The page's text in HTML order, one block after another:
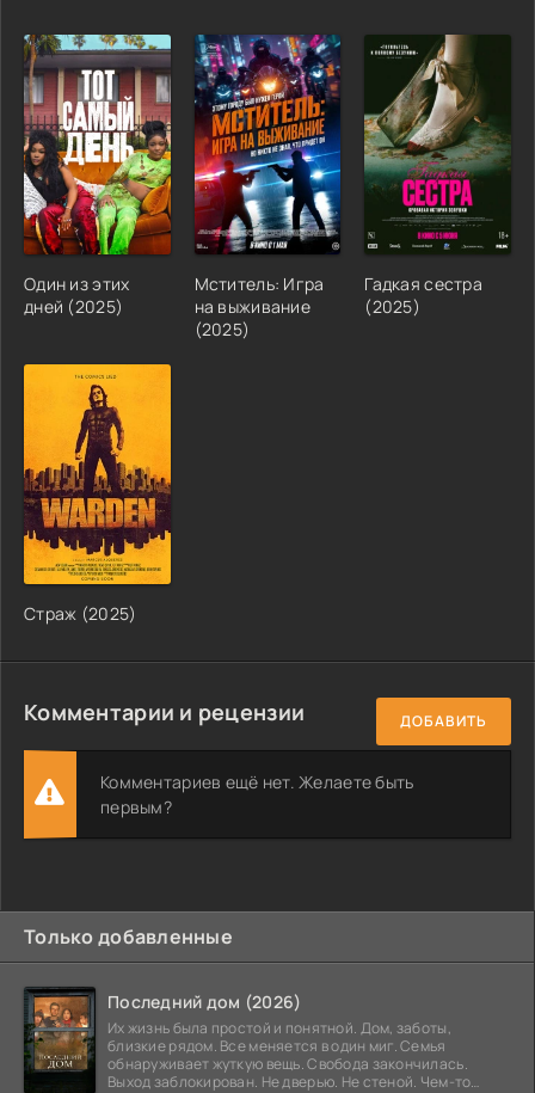
Один из этих
дней (2025)
Мститель: Игра
на выживание
(2025)
Гадкая сестра
(2025)
Страж (2025)
Комментарии и рецензии ДОБАВИТЬ
Комментариев ещё нет. Желаете быть
первым?
Только добавленные
Последний дом (2026)
Их жизнь была простой и понятной. Дом, заботы,
близкие рядом. Все меняется в один миг. Семья
обнаруживает жуткую вещь. Свобода закончилась.
Выход заблокирован. Не дверью. Не стеной. Чем-то